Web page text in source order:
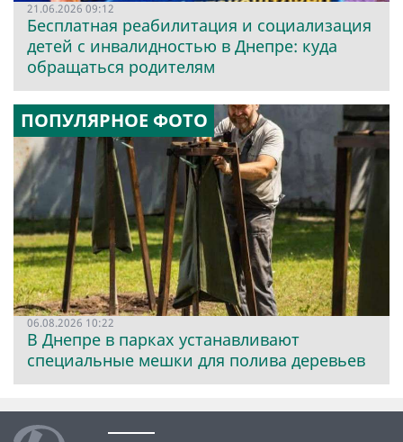
21.06.2026 09:12
Бесплатная реабилитация и социализация
детей с инвалидностью в Днепре: куда
обращаться родителям
ПОПУЛЯРНОЕ ФОТО
06.08.2026 10:22
В Днепре в парках устанавливают
специальные мешки для полива деревьев